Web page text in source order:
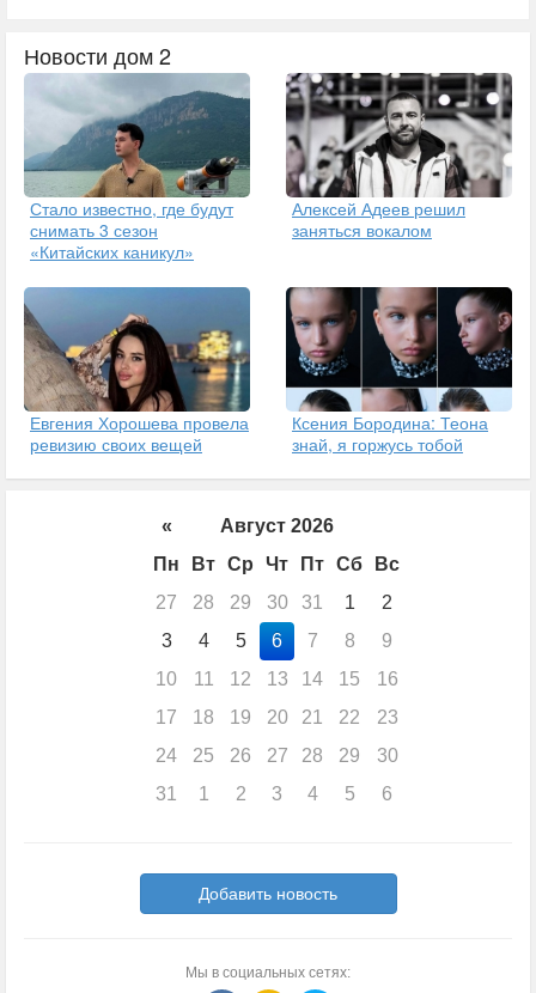
Новости дом 2
Стало известно, где будут
снимать 3 сезон
«Китайских каникул»
Алексей Адеев решил
заняться вокалом
Евгения Хорошева провела
ревизию своих вещей
Ксения Бородина: Теона
знай, я горжусь тобой
«
Август 2026
Пн
Вт Ср Чт Пт Сб
Вс
27
28 29 30 31 1
2
3
4 5 6 7 8
9
10
11 12 13 14 15
16
17
18 19 20 21 22
23
24
25 26 27 28 29
30
31
1 2 3 4 5 6
Добавить новость
Мы в социальных сетях: